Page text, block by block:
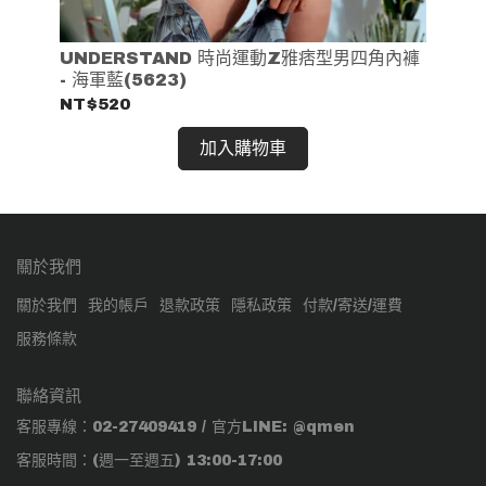
UNDERSTAND 時尚運動Z雅痞型男四角內褲
- 海軍藍(5623)
NT$520
加入購物車
關於我們
關於我們 我的帳戶 退款政策 隱私政策 付款/寄送/運費
服務條款
聯絡資訊
客服專線：02-27409419 / 官方LINE: @qmen
客服時間：(週一至週五) 13:00-17:00